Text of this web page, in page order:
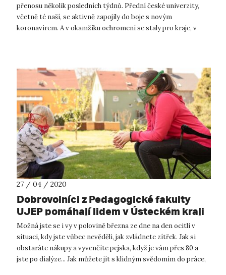
přenosu několik posledních týdnů. Přední české univerzity,
včetně té naší, se aktivně zapojily do boje s novým
koronavirem. A v okamžiku ochromení se staly pro kraje, v
27 / 04 / 2020
Dobrovolníci z Pedagogické fakulty
UJEP pomáhají lidem v Ústeckém kraji
zvládnout krizi
Možná jste se i vy v polovině března ze dne na den ocitli v
situaci, kdy jste vůbec nevěděli, jak zvládnete zítřek. Jak si
obstaráte nákupy a vyvenčíte pejska, když je vám přes 80 a
jste po dialýze... Jak můžete jít s klidným svědomím do práce,